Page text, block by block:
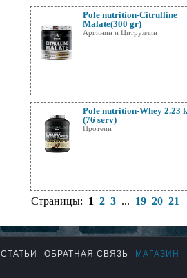
Pole nutrition-Citrulline
Malate(300 gr)
Аргинин и Цитруллин
Pole nutrition-Whey 2.23
(76 serv)
Протеин
Страницы: 1 2 3 ... 19 20 21
СТАТЬИ ОБРАТНАЯ СВЯЗЬ МАГАЗИН